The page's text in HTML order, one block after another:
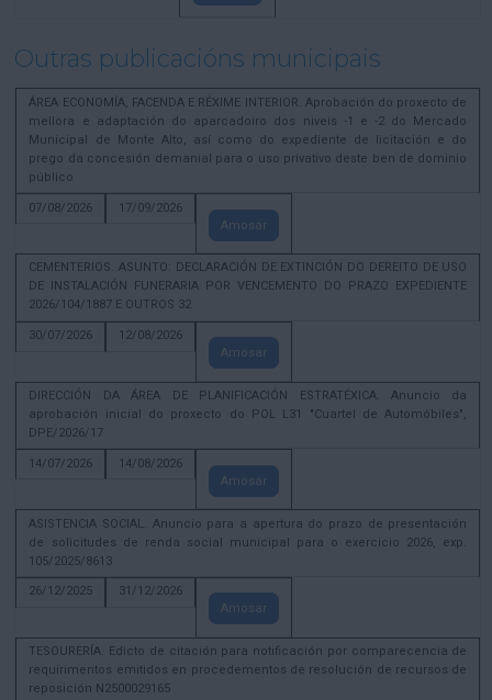
Outras publicacións municipais
ÁREA ECONOMÍA, FACENDA E RÉXIME INTERIOR. Aprobación do proxecto de
mellora e adaptación do aparcadoiro dos niveis -1 e -2 do Mercado
Municipal de Monte Alto, así como do expediente de licitación e do
prego da concesión demanial para o uso privativo deste ben de dominio
público
07/08/2026
17/09/2026
Amosar
CEMENTERIOS. ASUNTO: DECLARACIÓN DE EXTINCIÓN DO DEREITO DE USO
DE INSTALACIÓN FUNERARIA POR VENCEMENTO DO PRAZO EXPEDIENTE
2026/104/1887 E OUTROS 32
30/07/2026
12/08/2026
Amosar
DIRECCIÓN DA ÁREA DE PLANIFICACIÓN ESTRATÉXICA. Anuncio da
aprobación inicial do proxecto do POL L31 "Cuartel de Automóbiles",
DPE/2026/17
14/07/2026
14/08/2026
Amosar
ASISTENCIA SOCIAL. Anuncio para a apertura do prazo de presentación
de solicitudes de renda social municipal para o exercicio 2026, exp.
105/2025/8613
26/12/2025
31/12/2026
Amosar
TESOURERÍA. Edicto de citación para notificación por comparecencia de
requirimentos emitidos en procedementos de resolución de recursos de
reposición N2500029165